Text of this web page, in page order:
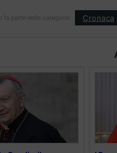
fa parte delle categorie: Cronaca